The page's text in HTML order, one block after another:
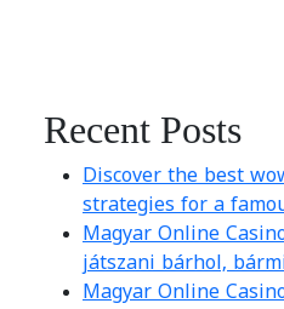
Recent Posts
Discover the best
strategies for a
Magyar Online
játszani bárhol,
Magyar Online